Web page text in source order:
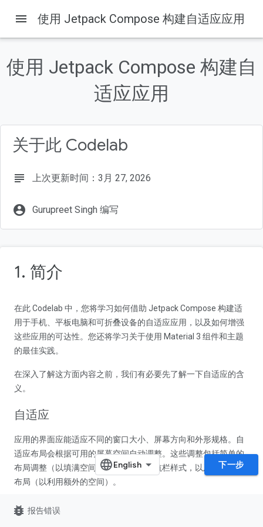
本页内容
构建内容
menu 使用 Jetpack Compose 构建自适应应用
使用 Jetpack Compose 构建自
适应应用
关于此 Codelab
subject 上次更新时间：3月 27, 2026
account_circle Gurupreet Singh 编写
1. 简介
在此 Codelab 中，您将学习如何借助 Jetpack Compose 构建适
用于手机、平板电脑和可折叠设备的自适应应用，以及如何增强
这些应用的可达性。您还将学习关于使用 Material 3 组件和主题
的最佳实践。
在深入了解这方面内容之前，我们有必要先了解一下自适应的含
义。
自适应
应用的界面应能适应不同的窗口大小、屏幕方向和外形规格。自
适应布局会根据可用的屏幕空间自动调整。这些调整包括简单的
布局调整（以填满空间）、选择相应导航栏样式，以及完全更改
布局（以利用额外的空间）。
如需了解详情，请参阅
下一步
bug_report 报告错误